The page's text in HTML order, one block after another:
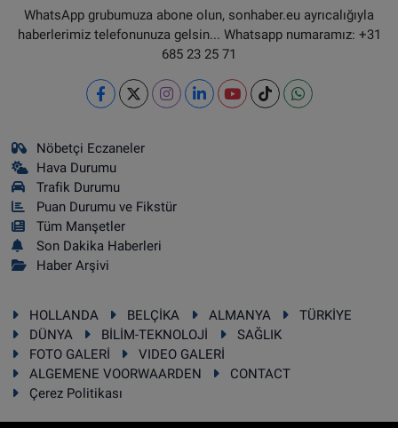
WhatsApp grubumuza abone olun, sonhaber.eu ayrıcalığıyla
haberlerimiz telefonunuza gelsin... Whatsapp numaramız: +31
685 23 25 71
Nöbetçi Eczaneler
Hava Durumu
Trafik Durumu
Puan Durumu ve Fikstür
Tüm Manşetler
Son Dakika Haberleri
Haber Arşivi
HOLLANDA BELÇİKA ALMANYA
TÜRKİYE
DÜNYA
BİLİM-TEKNOLOJİ
SAĞLIK
FOTO GALERİ
VIDEO GALERİ
ALGEMENE VOORWAARDEN
CONTACT
Çerez Politikası